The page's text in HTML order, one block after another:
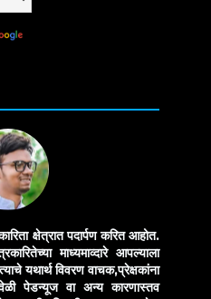
क्षेत्रात पदार्पण करित आहोत.
माध्यमाव्दारे आपल्याला
यथार्थ विवरण वाचक,प्रेक्षकांना
पेडन्यूज वा अन्य कारणास्तव